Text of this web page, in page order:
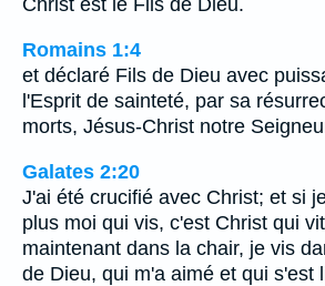
Christ est le Fils de Dieu.
Romains 1:4
et déclaré Fils de Dieu avec
l'Esprit de sainteté, par sa
morts, Jésus-Christ notre
Galates 2:20
J'ai été crucifié avec Christ; et si
plus moi qui vis, c'est Christ qui
maintenant dans la chair, je vis
de Dieu, qui m'a aimé et qui s'est